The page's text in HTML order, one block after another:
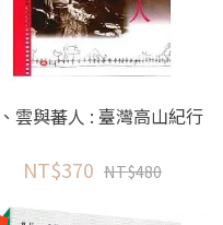
雲與蕃人 : 臺灣高山紀行
NT$370 NT$480